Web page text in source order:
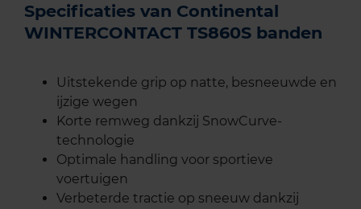
Specificaties van Continental
WINTERCONTACT TS860S banden
Uitstekende grip op natte, besneeuwde en
ijzige wegen
Korte remweg dankzij SnowCurve-
technologie
Optimale handling voor sportieve
voertuigen
Verbeterde tractie op sneeuw dankzij